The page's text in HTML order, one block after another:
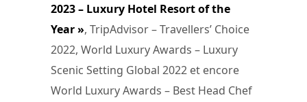
2023 – Luxury Hotel Resort of the
Year », TripAdvisor – Travellers’ Choice
2022, World Luxury Awards – Luxury
Scenic Setting Global 2022 et encore
World Luxury Awards – Best Head Chef